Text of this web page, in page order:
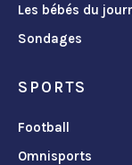
Les bébés du
Sondages
SPORTS
Football
Omnisports